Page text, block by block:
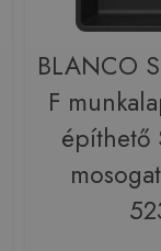
BLANCO
F
építhető